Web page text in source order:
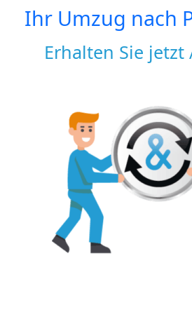
Ihr Umzug nach
Erhalten Sie jetzt